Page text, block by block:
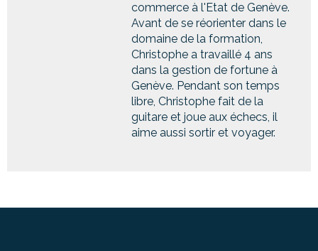
commerce à l'Etat de Genève.
Avant de se réorienter dans le
domaine de la formation,
Christophe a travaillé 4 ans
dans la gestion de fortune à
Genève. Pendant son temps
libre, Christophe fait de la
guitare et joue aux échecs, il
aime aussi sortir et voyager.